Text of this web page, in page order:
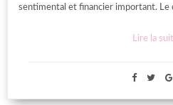
sentimental et financier important. Le
Lire la